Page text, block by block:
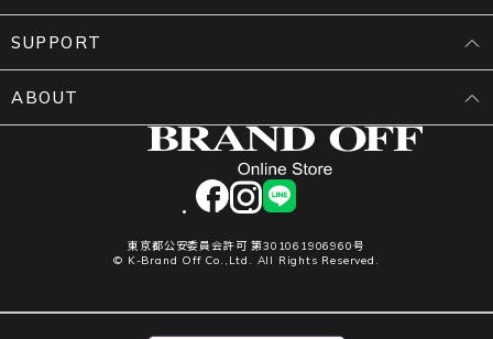
facebookinstagram
LINE
東京都公安委員会許可 第301061906960号
© K-Brand Off Co.,Ltd. All Rights Reserved.
SUPPORT
ABOUT